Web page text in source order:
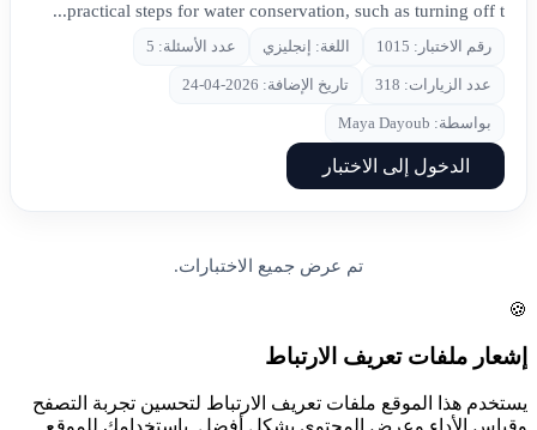
practical steps for water conservation, such as turning off t...
رقم الاختبار: 1015 اللغة: إنجليزي عدد الأسئلة: 5
عدد الزيارات: 318 تاريخ الإضافة: 2026-04-24
بواسطة: Maya Dayoub
الدخول إلى الاختبار
تم عرض جميع الاختبارات.
🍪
إشعار ملفات تعريف الارتباط
يستخدم هذا الموقع ملفات تعريف الارتباط لتحسين تجربة التصفح